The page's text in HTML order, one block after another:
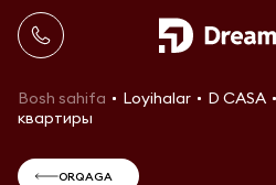
Bosh sahifa Loyihalar D CASA
квартиры
ORQAGA